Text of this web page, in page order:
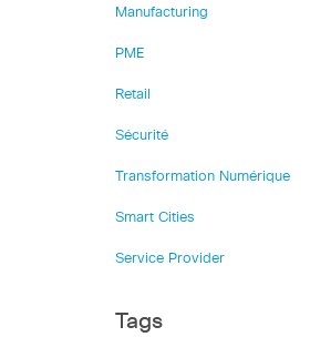
Manufacturing
PME
Retail
Sécurité
Transformation Numérique
Smart Cities
Service Provider
Tags